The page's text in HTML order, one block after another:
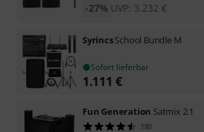
UVP: 3.232 €
-27%
SyrincsSchool Bundle M
Sofort lieferbar
1.111 €
Fun Generation Satmix 2.1
180